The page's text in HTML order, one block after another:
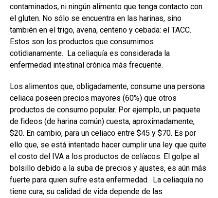
contaminados, ni ningún alimento que tenga contacto con
el gluten. No sólo se encuentra en las harinas, sino
también en el trigo, avena, centeno y cebada: el TACC.
Estos son los productos que consumimos
cotidianamente. La celiaquía es considerada la
enfermedad intestinal crónica más frecuente.
Los alimentos que, obligadamente, consume una persona
celiaca poseen precios mayores (60%) que otros
productos de consumo popular. Por ejemplo, un paquete
de fideos (de harina común) cuesta, aproximadamente,
$20. En cambio, para un celiaco entre $45 y $70. Es por
ello que, se está intentado hacer cumplir una ley que quite
el costo del IVA a los productos de celíacos. El golpe al
bolsillo debido a la suba de precios y ajustes, es aún más
fuerte para quien sufre esta enfermedad. La celiaquía no
tiene cura, su calidad de vida depende de las